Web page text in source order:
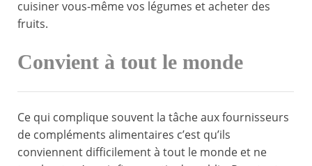
cuisiner vous-même vos légumes et acheter des
fruits.
Convient à tout le monde
Ce qui complique souvent la tâche aux fournisseurs
de compléments alimentaires c’est qu’ils
conviennent difficilement à tout le monde et ne